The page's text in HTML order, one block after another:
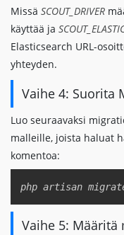
Missä SCOUT_DRIVER
käyttää ja
Elasticsearch URL-
yhteyden.
Vaihe 4: Suorita
Luo seuraavaksi
malleille, joista haluat
komentoa:
Vaihe 5: